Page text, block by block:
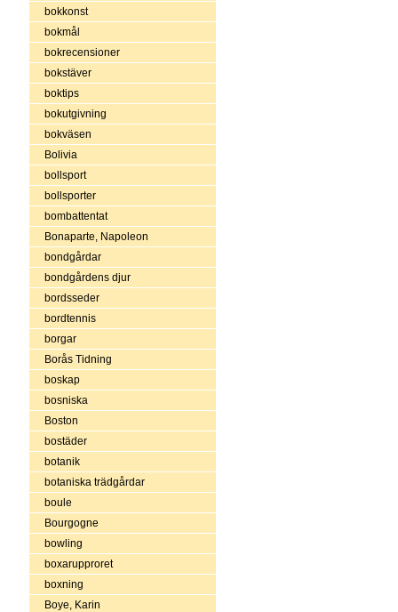
bokkonst
bokmål
bokrecensioner
bokstäver
boktips
bokutgivning
bokväsen
Bolivia
bollsport
bollsporter
bombattentat
Bonaparte, Napoleon
bondgårdar
bondgårdens djur
bordsseder
bordtennis
borgar
Borås Tidning
boskap
bosniska
Boston
bostäder
botanik
botaniska trädgårdar
boule
Bourgogne
bowling
boxarupproret
boxning
Boye, Karin